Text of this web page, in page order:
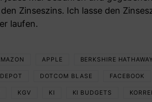
Zinseszins. Ich lasse den
laufen.
APPLE BERKSHIRE
DEPOT DOTCOM BLASE FACEBOOK
KGV KI KI BUDGETS